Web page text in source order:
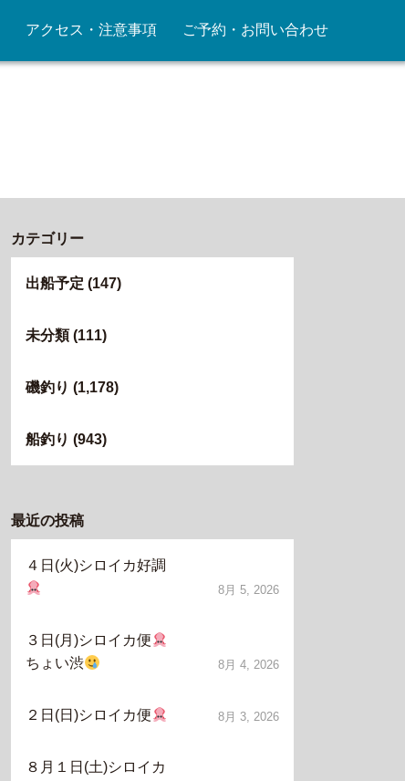
アクセス・注意事項 ご予約・お問い合わせ
カテゴリー
出船予定 (147)
未分類(111)
磯釣り (1,178)
船釣り (943)
最近の投稿
４日(火)シロイカ好調
8月 5, 2026
３日(月)シロイカ便
ちょい渋
8月 4, 2026
２日(日)シロイカ便 8月 3, 2026
８月１日(土)シロイカ